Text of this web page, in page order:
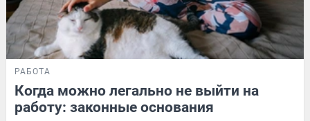
РАБОТА
Когда можно легально не выйти на
работу: законные основания